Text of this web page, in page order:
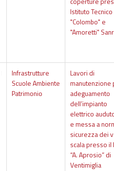
Istituto Tecnico
"Colombo" e
"Amoretti"
Infrastrutture
Scuole Ambiente
Patrimonio
Lavori di
manutenzione
adeguamento
dell’impianto
elettrico
e messa a
sicurezza dei
scala presso il
“A. Aprosio” di
Ventimiglia